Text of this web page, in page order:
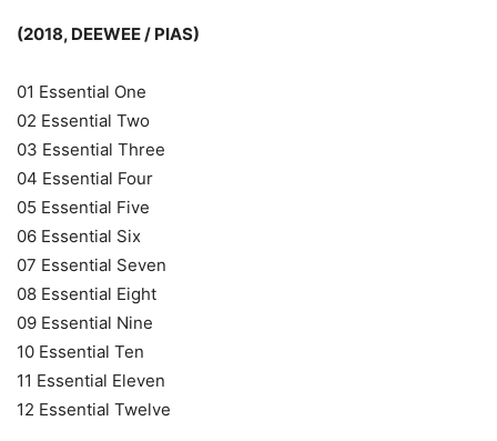
(2018, DEEWEE / PIAS)
01 Essential One
02 Essential Two
03 Essential Three
04 Essential Four
05 Essential Five
06 Essential Six
07 Essential Seven
08 Essential Eight
09 Essential Nine
10 Essential Ten
11 Essential Eleven
12 Essential Twelve